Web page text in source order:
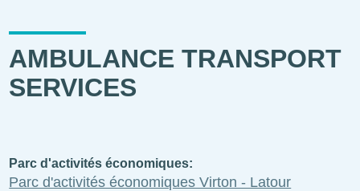
AMBULANCE TRANSPORT
SERVICES
Parc d'activités économiques
Parc d'activités économiques Virton - Latour